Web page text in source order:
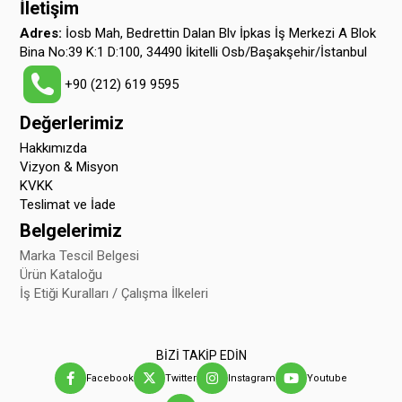
İletişim
Adres: İosb Mah, Bedrettin Dalan Blv İpkas İş Merkezi A Blok
Bina No:39 K:1 D:100, 34490 İkitelli Osb/Başakşehir/İstanbul
+90 (212) 619 9595
Değerlerimiz
Hakkımızda
Vizyon & Misyon
KVKK
Teslimat ve İade
Belgelerimiz
Marka Tescil Belgesi
Ürün Kataloğu
İş Etiği Kuralları / Çalışma İlkeleri
BİZİ TAKİP EDİN
Facebook Twitter Instagram Youtube